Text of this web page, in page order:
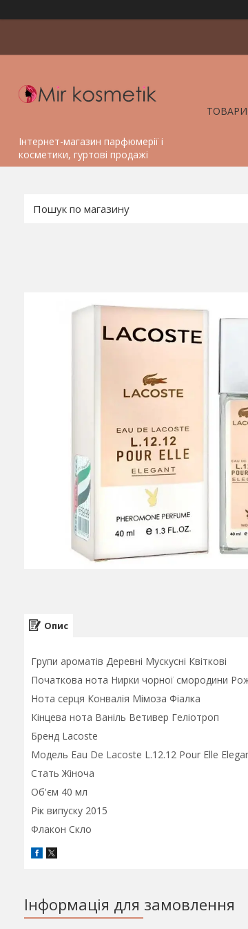
Інтернет-магазин парфюмерії і
косметики, гуртові продажі
Опис
Групи ароматів Деревні Мускусні Квіткові
Початкова нота Нирки чорної смородини
Нота серця Конвалія Мімоза Фіалка
Кінцева нота Ваніль Ветивер Геліотроп
Бренд Lacoste
Модель Eau De Lacoste L.12.12 Pour Elle
Стать Жіноча
Об'єм 40 мл
Рік випуску 2015
Флакон Скло
Інформація для замовлення